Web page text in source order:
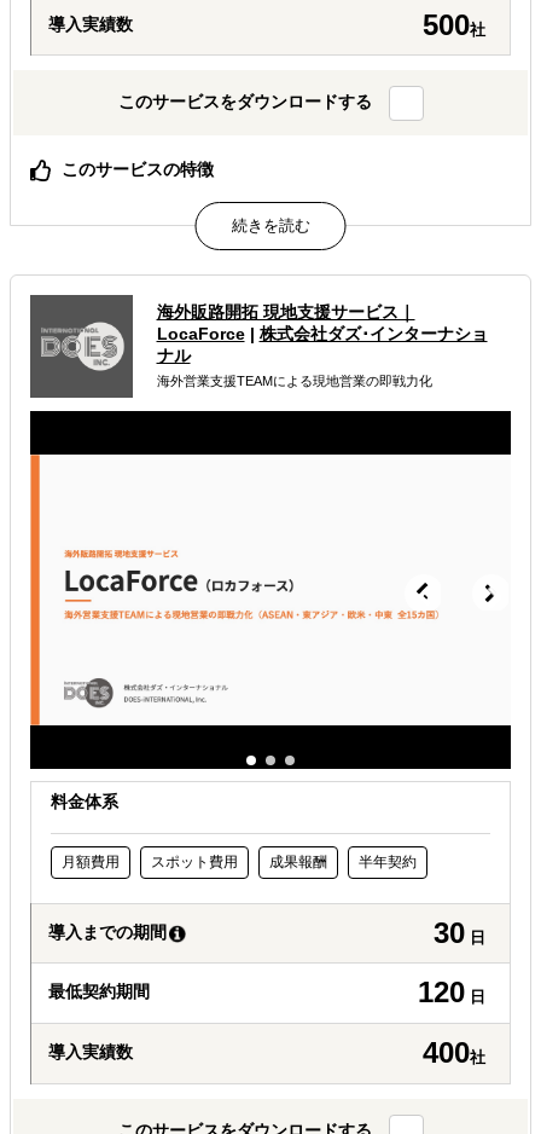
導入実績数 500社
このサービスをダウンロードする
このサービスの特徴
AIが出した"答えっぽいもの"を、現地のリアルで答え合わ
せする。海外進出の現地顧問サービス。
属するジャンル
海外進出総合支援 海外進出戦略・事業計画立案
海外進出コンサルティング
許認可や規制調査など輸出／販売の準備をしたい
海外販路開拓 現地支援サービス｜
LocaForce| 株式会社ダズ･インターナショ
ナル
海外営業支援TEAMによる現地営業の即戦力化
料金体系
月額費用 スポット費用 成果報酬 半年契約
導入までの期間 30 日
最低契約期間 120 日
導入実績数 400社